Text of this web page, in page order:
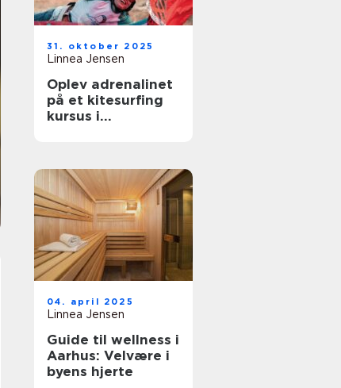
31. oktober 2025
Linnea Jensen
Oplev adrenalinet
på et kitesurfing
kursus i
04. april 2025
Linnea Jensen
Guide til wellness i
Aarhus: Velvære i
byens hjerte